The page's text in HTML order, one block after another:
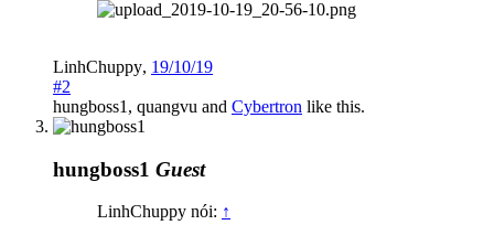
LinhChuppy, 19/10/19
#2
hungboss1 , quangvu and Cybertron like this.
hungboss1 Guest
LinhChuppy nói: ↑